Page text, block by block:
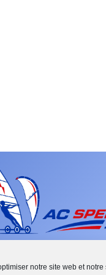
notre site web et notre
French